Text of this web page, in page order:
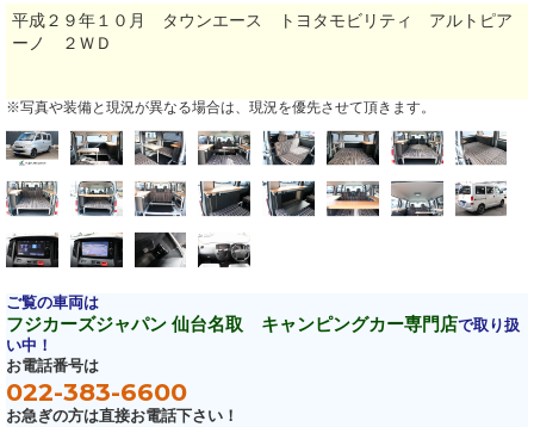
ご覧の車両は
フジカーズジャパン 仙台名取 キャンピングカー専門店で取り扱
い中！
お電話番号は
022-383-6600
お急ぎの方は直接お電話下さい！
平成２９年１０月 タウンエース トヨタモビリティ アルトピア
ーノ ２ＷＤ
※写真や装備と現況が異なる場合は、現況を優先させて頂きます。